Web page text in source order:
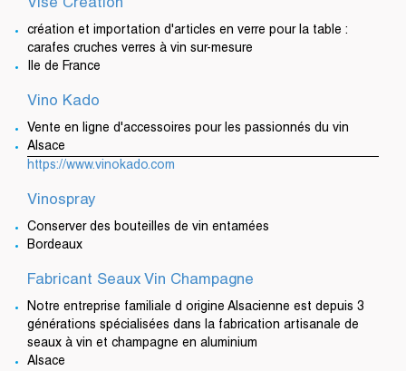
Visé Création
création et importation d'articles en verre pour la table :
carafes cruches verres à vin sur-mesure
Ile de France
Vino Kado
Vente en ligne d'accessoires pour les passionnés du vin
Alsace
https://www.vinokado.com
Vinospray
Conserver des bouteilles de vin entamées
Bordeaux
Fabricant Seaux Vin Champagne
Notre entreprise familiale d origine Alsacienne est depuis 3
générations spécialisées dans la fabrication artisanale de
seaux à vin et champagne en aluminium
Alsace